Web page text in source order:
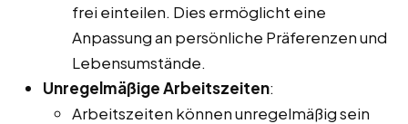
frei einteilen. Dies ermöglicht eine
Anpassung an persönliche Präferenzen und
Lebensumstände.
Unregelmäßige Arbeitszeiten:
Arbeitszeiten können unregelmäßig sein